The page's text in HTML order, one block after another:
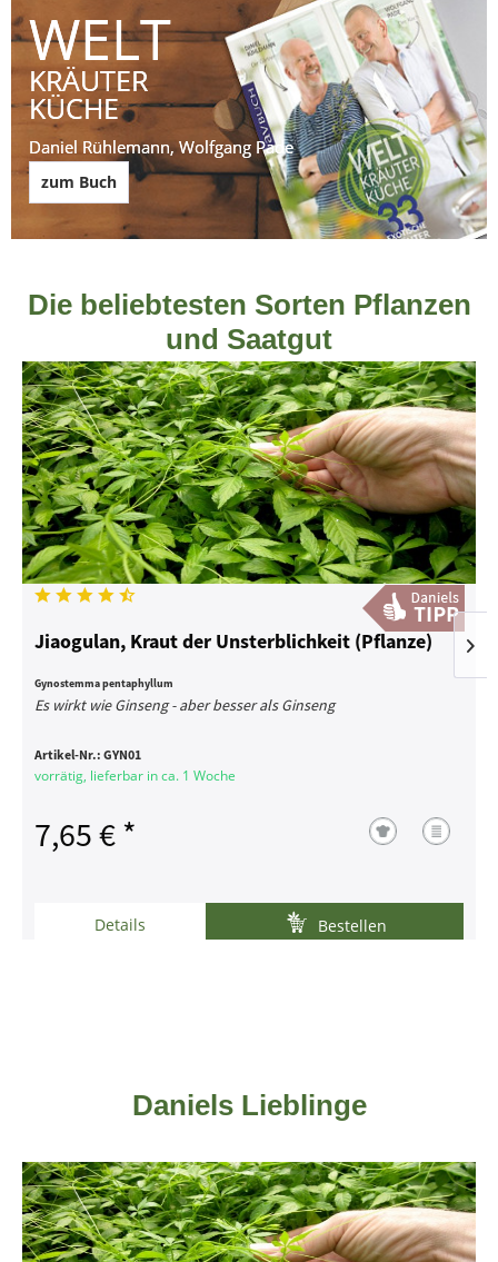
WELT
KRÄUTER
KÜCHE
Daniel Rühlemann, Wolfgang Pade
zum Buch
Jiaogulan, Kraut der Unsterblichkeit (Pflanze)
Gynostemma pentaphyllum
Es wirkt wie Ginseng - aber besser als Ginseng
Artikel-Nr.: GYN01
vorrätig, lieferbar in ca. 1 Woche
7,65 € *
Details Bestellen
Die beliebtesten Sorten Pflanzen
und Saatgut
Daniels Lieblinge